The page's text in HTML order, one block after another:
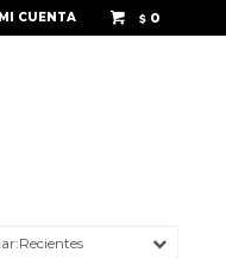
$ 0
Recientes